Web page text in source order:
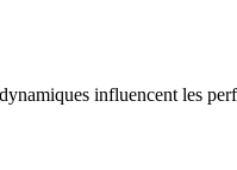
influencent les